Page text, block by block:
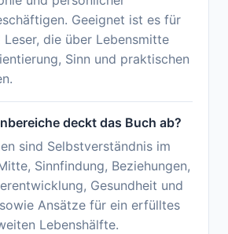
Geeignet ist es für
Leser, die über Lebensmitte
Sinn und praktischen
deckt das Buch ab?
sind Selbstverständnis im
Sinnfindung, Beziehungen,
Gesundheit und
Ansätze für ein erfülltes
Lebenshälfte.